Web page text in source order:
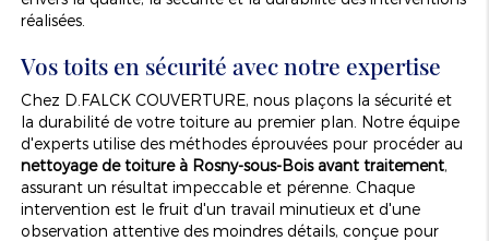
réalisées.
Vos toits en sécurité avec notre expertise
Chez D.FALCK COUVERTURE, nous plaçons la sécurité et
la durabilité de votre toiture au premier plan. Notre équipe
d'experts utilise des méthodes éprouvées pour procéder au
nettoyage de toiture à Rosny-sous-Bois avant traitement,
assurant un résultat impeccable et pérenne. Chaque
intervention est le fruit d'un travail minutieux et d'une
observation attentive des moindres détails, conçue pour